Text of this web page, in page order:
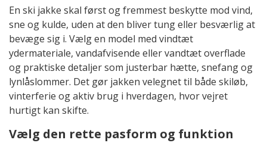
En ski jakke skal først og fremmest beskytte mod vind,
sne og kulde, uden at den bliver tung eller besværlig at
bevæge sig i. Vælg en model med vindtæt
ydermateriale, vandafvisende eller vandtæt overflade
og praktiske detaljer som justerbar hætte, snefang og
lynlåslommer. Det gør jakken velegnet til både skiløb,
vinterferie og aktiv brug i hverdagen, hvor vejret
hurtigt kan skifte.
Vælg den rette pasform og funktion